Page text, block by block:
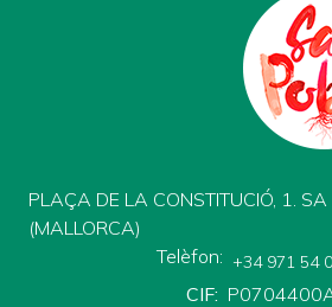
PLAÇA DE LA CONSTITUCIÓ, 1.
(MALLORCA)
Telèfon
+34 971 54
CIF